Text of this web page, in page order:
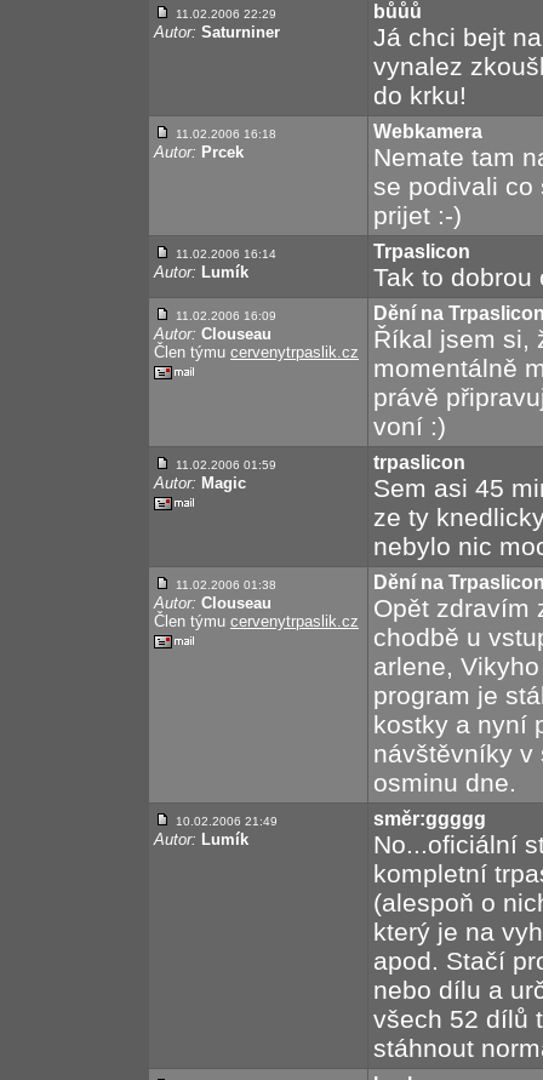
11.02.2006 22:29
Autor: Saturniner
bůůů
Já chci bejt
vynalez
do krku!
11.02.2006 16:18
Autor: Prcek
Webkamera
Nemate tam
se podivali co
prijet :-)
11.02.2006 16:14
Autor: Lumík
Trpaslicon
Tak to dobrou
11.02.2006 16:09
Autor: Clouseau
Člen týmu cervenytrpaslik.cz
Dění na
Říkal jsem si,
momentálně
právě
voní :)
11.02.2006 01:59
Autor: Magic
trpaslicon
Sem asi 45
ze ty
nebylo nic
11.02.2006 01:38
Autor: Clouseau
Člen týmu cervenytrpaslik.cz
Dění na
Opět zdravím
chodbě u
arlene,
program je
kostky a nyní
návštěvníky v
osminu dne.
10.02.2006 21:49
Autor: Lumík
směr:ggggg
No...oficiální
kompletní
(alespoň o
který je na
apod. Stačí
nebo dílu a
všech 52 dílů
stáhnout